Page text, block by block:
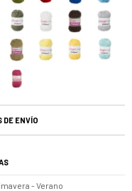
DE ENVÍO
- Verano